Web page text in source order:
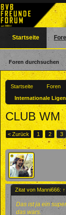
Startseite Foren
Internationale Ligen
CLUB WM
< Zurück 1 2 3
Zitat von Manni666: ↑
Das ist ja ein
das wars.
Startseite
Foren durchsuchen